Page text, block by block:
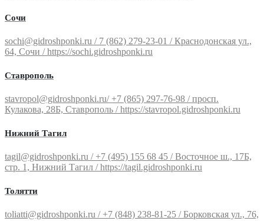
Сочи
sochi@gidroshponki.ru / 7 (862) 279-23-01 / Краснодонская ул.,
64, Сочи / https://sochi.gidroshponki.ru
Ставрополь
stavropol@gidroshponki.ru/ +7 (865) 297-76-98 / просп.
Кулакова, 28Б, Ставрополь / https://stavropol.gidroshponki.ru
Нижний Тагил
tagil@gidroshponki.ru / +7 (495) 155 68 45 / Восточное ш., 17Б,
стр. 1, Нижний Тагил / https://tagil.gidroshponki.ru
Толятти
toliatti@gidroshponki.ru / +7 (848) 238-81-25 / Борковская ул., 76,